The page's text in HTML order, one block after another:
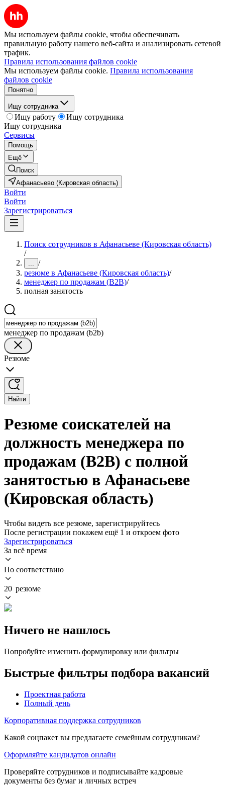
Мы используем файлы cookie, чтобы обеспечивать
правильную работу нашего веб-сайта и анализировать сетевой
трафик.
Правила использования файлов cookie
Мы используем файлы cookie. Правила использования
файлов cookie
Понятно
Ищу сотрудника
Ищу работу
Ищу сотрудника
Ищу сотрудника
Сервисы
Помощь
Ещё
Поиск
Афанасьево (Кировская область)
Войти
Войти
Зарегистрироваться
Поиск сотрудников в Афанасьеве (Кировская область)
/
... /
резюме в Афанасьеве (Кировская область)/
менеджер по продажам (B2B)/
полная занятость
менеджер по продажам (b2b)
Резюме
Найти
Резюме соискателей на
должность менеджера по
продажам (B2B) с полной
занятостью в Афанасьеве
(Кировская область)
Чтобы видеть все резюме, зарегистрируйтесь
После регистрации покажем ещё 1 и откроем фото
Зарегистрироваться
За всё время
По соответствию
20 резюме
Ничего не нашлось
Попробуйте изменить формулировку или фильтры
Быстрые фильтры подбора вакансий
Проектная работа
Полный день
Корпоративная поддержка сотрудников
Какой соцпакет вы предлагаете семейным сотрудникам?
Оформляйте кандидатов онлайн
Проверяйте сотрудников и подписывайте кадровые
документы без бумаг и личных встреч